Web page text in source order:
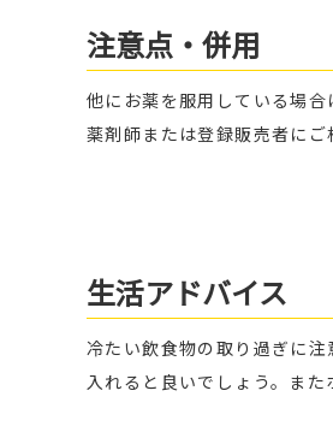
注意点・併用
他にお薬を服用している場合
薬剤師または登録販売者にご
生活アドバイス
冷たい飲食物の取り過ぎに
入れると良いでしょう。また